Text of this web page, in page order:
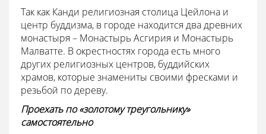
Так как Канди религиозная столица Цейлона и
центр буддизма, в городе находится два древних
монастыря – Монастырь Асгирия и Монастырь
Малватте. В окрестностях города есть много
других религиозных центров, буддийских
храмов, которые знамениты своими фресками и
резьбой по дереву.
Проехать по «золотому треугольнику»
самостоятельно